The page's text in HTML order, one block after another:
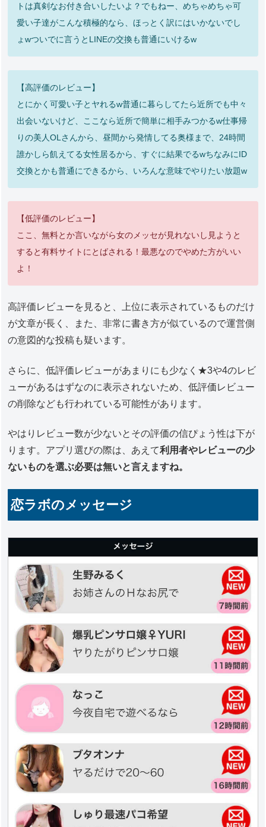
トは真剣なお付き合いしたいよ？でもねー、めちゃめちゃ可
愛い子達がこんな積極的なら、ほっとく訳にはいかないでし
ょwついでに言うとLINEの交換も普通にいけるw
【高評価のレビュー】
とにかく可愛い子とヤれるw普通に暮らしてたら近所でも中々
出会いないけど、ここなら近所で簡単に相手みつかるw仕事帰
りの美人OLさんから、昼間から発情してる奥様まで、24時間
誰かしら飢えてる女性居るから、すぐに結果でるwちなみにID
交換とかも普通にできるから、いろんな意味でやりたい放題w
【低評価のレビュー】
ここ、無料とか言いながら女のメッセが見れないし見ようと
すると有料サイトにとばされる！最悪なのでやめた方がいい
よ！
高評価レビューを見ると、上位に表示されているものだけ
が文章が長く、また、非常に書き方が似ているので運営側
の意図的な投稿も疑います。
さらに、低評価レビューがあまりにも少なく★3や4のレビ
ューがあるはずなのに表示されないため、低評価レビュー
の削除なども行われている可能性があります。
やはりレビュー数が少ないとその評価の信ぴょう性は下が
ります。アプリ選びの際は、あえて利用者やレビューの少
ないものを選ぶ必要は無いと言えますね。
恋ラボのメッセージ